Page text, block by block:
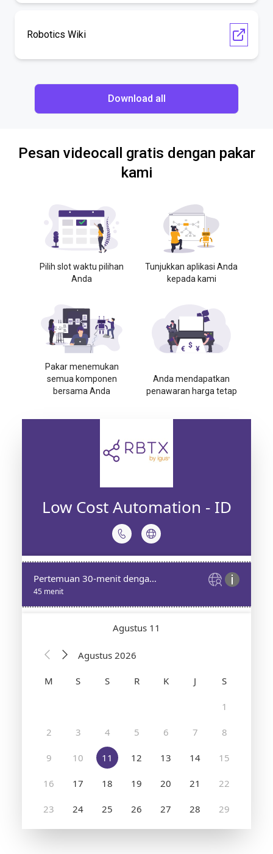
Robotics Wiki
Download all
Pesan videocall gratis dengan pakar
kami
Pilih slot waktu pilihan
Anda
Tunjukkan aplikasi Anda
kepada kami
Pakar menemukan
semua komponen
bersama Anda
Anda mendapatkan
penawaran harga tetap